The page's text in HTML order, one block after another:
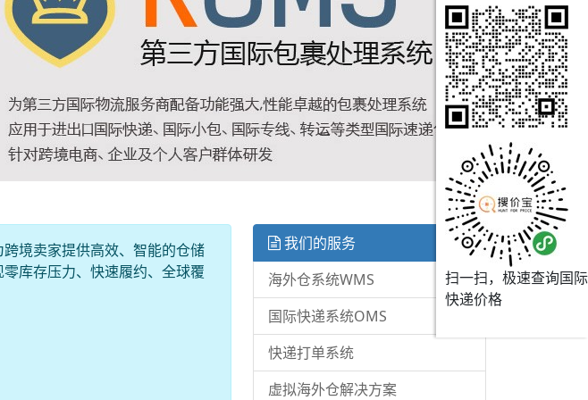
境卖家提供高效、智能的仓储
库存压力、快速履约、全球覆
我们的服务
海外仓系统WMS
国际快递系统OMS
快递打单系统
虚拟海外仓解决方案
扫一扫，极速查询国际
快递价格